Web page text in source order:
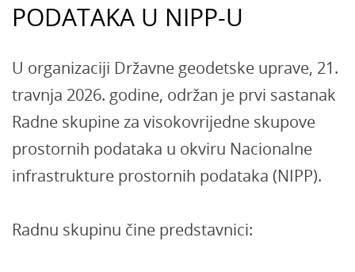
PODATAKA U NIPP-U
U organizaciji Državne geodetske uprave, 21.
travnja 2026. godine, održan je prvi sastanak
Radne skupine za visokovrijedne skupove
prostornih podataka u okviru Nacionalne
infrastrukture prostornih podataka (NIPP).
Radnu skupinu čine predstavnici: